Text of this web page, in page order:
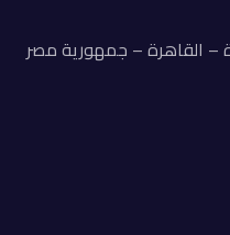
– القاهرة – جمهورية مصر